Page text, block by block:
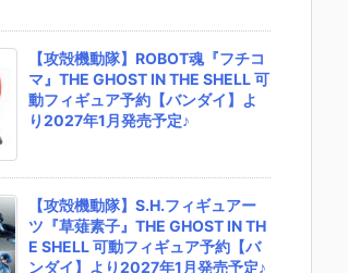
【攻殻機動隊】ROBOT魂『フチコ
マ』THE GHOST IN THE SHELL 可
動フィギュア予約【バンダイ】よ
り2027年1月発売予定♪
【攻殻機動隊】S.H.フィギュアー
ツ『草薙素子』THE GHOST IN TH
E SHELL 可動フィギュア予約【バ
ンダイ】より2027年1月発売予定♪